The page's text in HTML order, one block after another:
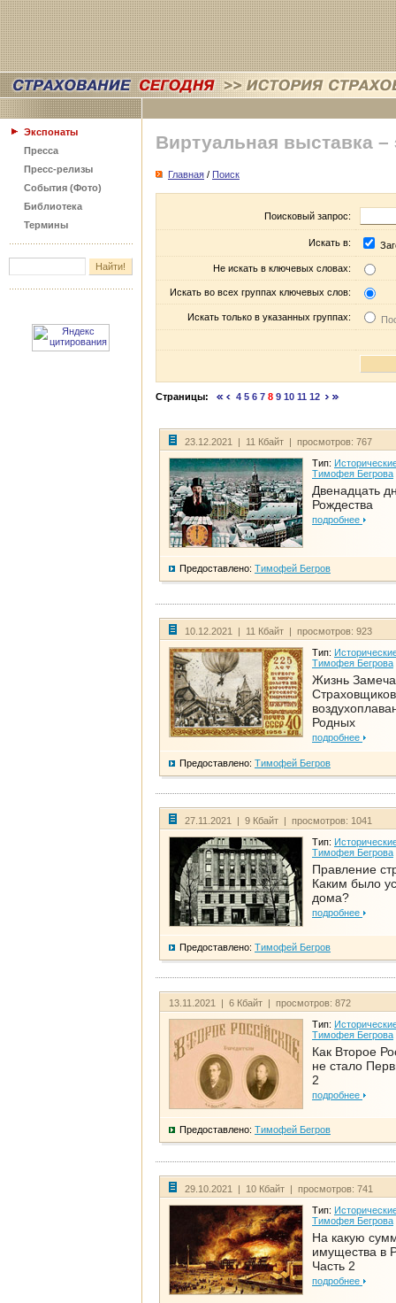
Экспонаты
Пресса
Пресс-релизы
События (Фото)
Библиотека
Термины
Виртуальная выставка –
Главная / Поиск
Поисковый запрос:
Искать в:
Не искать в ключевых словах:
Искать во всех группах ключевых слов:
Искать только в указанных группах:
Страницы: 4 5 6 7 8 9 10 11 12
23.12.2021 | 11 Кбайт | просмотров: 767
Тип:
Тимофея Бегрова
Двенадцать
Рождества
подробнее
Предоставлено: Тимофей Бегров
10.12.2021 | 11 Кбайт | просмотров: 923
Тип:
Тимофея Бегрова
Жизнь
Родных
подробнее
Предоставлено: Тимофей Бегров
27.11.2021 | 9 Кбайт | просмотров: 1041
Тип:
Тимофея Бегрова
Правление
Каким было
дома?
подробнее
Предоставлено: Тимофей Бегров
13.11.2021 | 6 Кбайт | просмотров: 872
Тип:
Тимофея Бегрова
Как Второе
не стало
2
подробнее
Предоставлено: Тимофей Бегров
29.10.2021 | 10 Кбайт | просмотров: 741
Тип:
Тимофея Бегрова
На какую
имущества в
Часть 2
подробнее